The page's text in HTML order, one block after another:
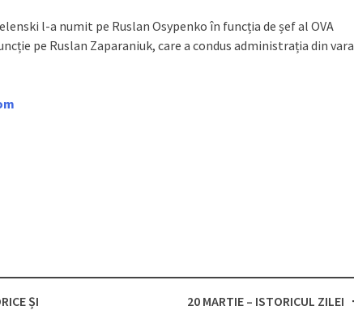
l-a numit pe Ruslan Osypenko în funcția de șef al OVA
pe Ruslan Zaparaniuk, care a condus administrația din vara
ȘI
20 MARTIE – ISTORICUL ZILEI